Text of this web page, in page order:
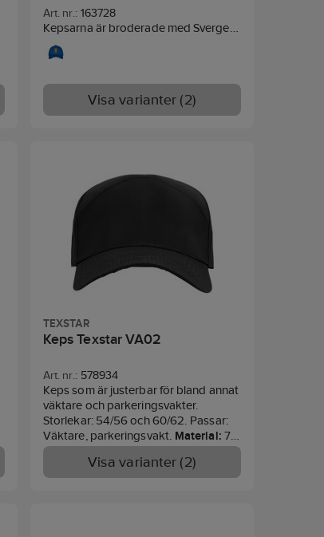
Art. nr.: 163728
Kepsarna är broderade med Sverge
emblemet.
Visa varianter (2)
TEXSTAR
Keps Texstar VA02
Art. nr.: 578934
Keps som är justerbar för bland annat
väktare och parkeringsvakter.
Storlekar: 54/56 och 60/62. Passar:
Väktare, parkeringsvakt. Material: 7
% polyester, 33 % bomull.
Visa varianter (2)